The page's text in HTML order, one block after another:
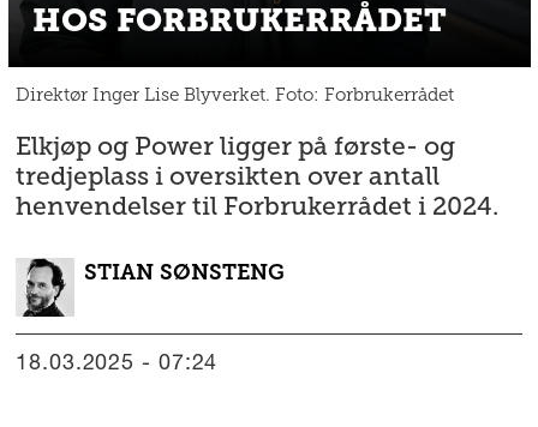
HOS FORBRUKERRÅDET
Direktør Inger Lise Blyverket. Foto: Forbrukerrådet
Elkjøp og Power ligger på første- og
tredjeplass i oversikten over antall
henvendelser til Forbrukerrådet i 2024.
STIAN SØNSTENG
18.03.2025 - 07:24